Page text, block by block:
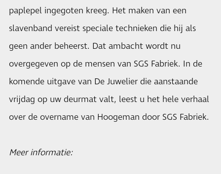
paplepel ingegoten kreeg. Het maken van een
slavenband vereist speciale technieken die hij als
geen ander beheerst. Dat ambacht wordt nu
overgegeven op de mensen van SGS Fabriek. In de
komende uitgave van De Juwelier die aanstaande
vrijdag op uw deurmat valt, leest u het hele verhaal
over de overname van Hoogeman door SGS Fabriek.
Meer informatie: